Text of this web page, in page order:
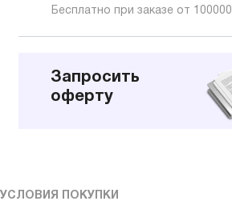
Бесплатно при заказе от 100000
Запросить
оферту
УСЛОВИЯ ПОКУПКИ